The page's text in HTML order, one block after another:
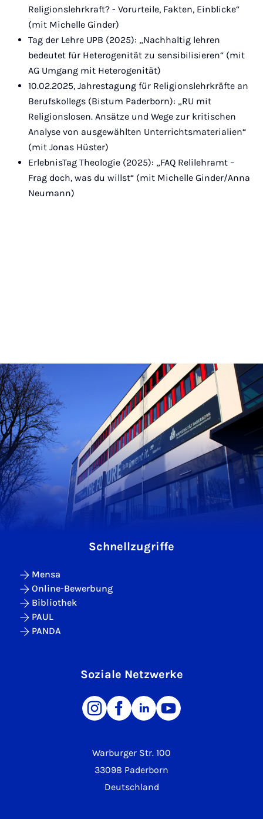
Religionslehrkraft? - Vorurteile, Fakten, Einblicke“
(mit Michelle Ginder)
Tag der Lehre UPB (2025): „Nachhaltig lehren
bedeutet für Heterogenität zu sensibilisieren“ (mit
AG Umgang mit Heterogenität)
10.02.2025, Jahrestagung für Religionslehrkräfte an
Berufskollegs (Bistum Paderborn): „RU mit
Religionslosen. Ansätze und Wege zur kritischen
Analyse von ausgewählten Unterrichtsmaterialien“
(mit Jonas Hüster)
ErlebnisTag Theologie (2025): „FAQ Relilehramt –
Frag doch, was du willst“ (mit Michelle Ginder/Anna
Neumann)
Warburger Str. 100
33098 Paderborn
Deutschland
Schnellzugriffe
Mensa
Online-Bewerbung
Bibliothek
PAUL
PANDA
Soziale Netzwerke